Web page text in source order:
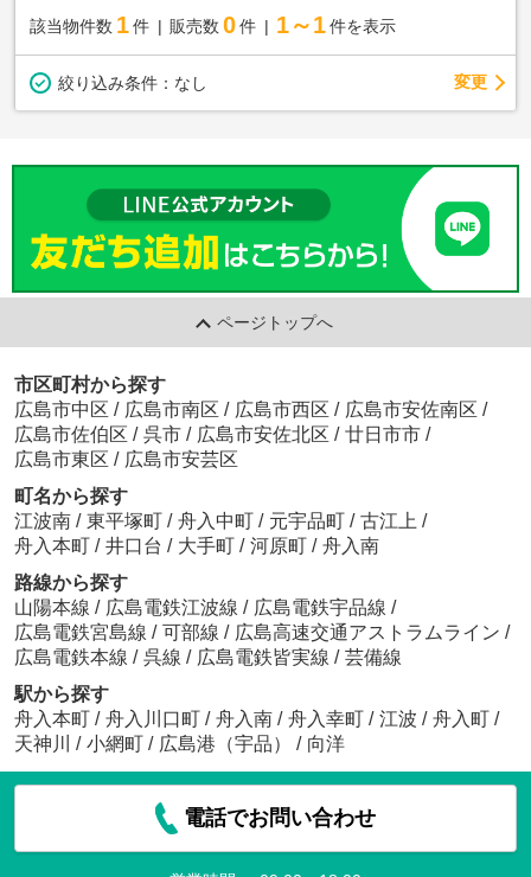
該当物件数 1件 販売数 0 件 1～1 件を表示
絞り込み条件： なし 変更
ページトップへ
市区町村から探す
広島市中区 / 広島市南区 / 広島市西区 / 広島市安佐南区 /
広島市佐伯区 / 呉市 / 広島市安佐北区 / 廿日市市 /
広島市東区 / 広島市安芸区
町名から探す
江波南 / 東平塚町 / 舟入中町 / 元宇品町 / 古江上 /
舟入本町 / 井口台 / 大手町 / 河原町 / 舟入南
路線から探す
山陽本線 / 広島電鉄江波線 / 広島電鉄宇品線 /
広島電鉄宮島線 / 可部線 / 広島高速交通アストラムライン /
広島電鉄本線 / 呉線 / 広島電鉄皆実線 / 芸備線
駅から探す
舟入本町 / 舟入川口町 / 舟入南 / 舟入幸町 / 江波 / 舟入町 /
天神川
/ 小網町 / 広島港（宇品） / 向洋
電話でお問い合わせ